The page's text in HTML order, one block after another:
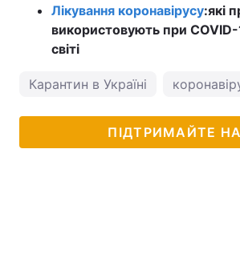
Лікування коронавірусу:які
використовують при COVID-
світі
Карантин в Україні
ПІДТРИМАЙТЕ